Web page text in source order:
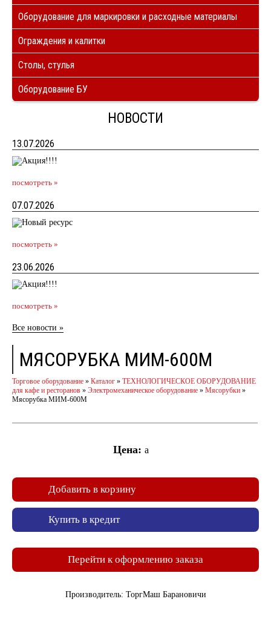
Оборудование для маркировки и расходные материалы
Ограждения и калитки
Столы, стулья
Оборудование БУ
НОВОСТИ
13.07.2026
посмотреть »
07.07.2026
посмотреть »
23.06.2026
посмотреть »
Все новости »
МЯСОРУБКА МИМ-600М
Торговое оборудование » Каталог » ТЕХНОЛОГИЧЕСКОЕ ОБОРУДОВАНИЕ
для кафе и ресторанов » Электромеханическое оборудование » Мясорубки »
Мясорубка МИМ-600М
Цена: a
Добавить в корзину
Купить в кредит
Перейти к оформлению заказа
Производитель: ТоргМаш Барановичи